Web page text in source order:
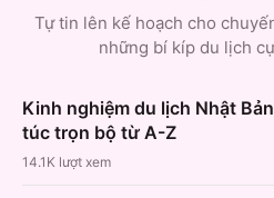
Tự tin lên kế hoạch cho
những bí kíp du lịch
Kinh nghiệm du lịch Nhật
túc trọn bộ từ A-Z
14.1K lượt xem